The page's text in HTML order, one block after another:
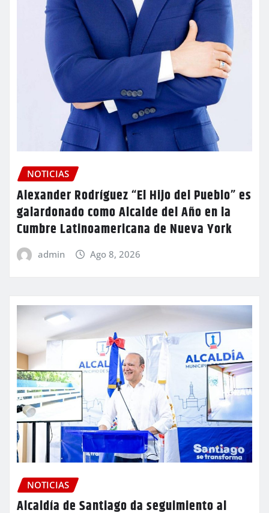
NOTICIAS
Alexander Rodríguez “El Hijo del Pueblo” es
galardonado como Alcalde del Año en la
Cumbre Latinoamericana de Nueva York
admin Ago 8, 2026
NOTICIAS
Alcaldía de Santiago da seguimiento al